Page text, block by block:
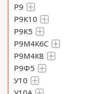
Р9
Р9К10
Р9К5
Р9М4К6С
Р9М4К8
Р9Ф5
У10